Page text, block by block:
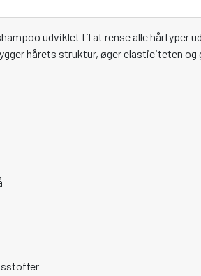
udviklet til at rense alle
hårets struktur, øger elasticiteten